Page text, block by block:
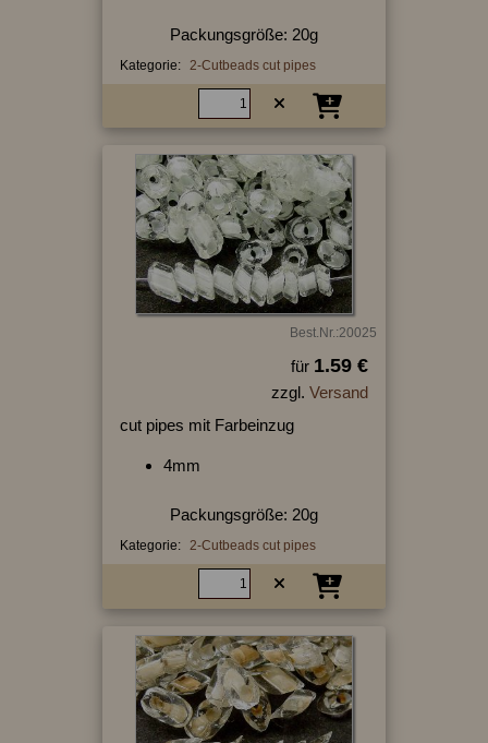
Packungsgröße: 20g
Kategorie: 2-Cutbeads cut pipes
Best.Nr.:20025
für 1.59 €
zzgl. Versand
cut pipes mit Farbeinzug
4mm
Packungsgröße: 20g
Kategorie: 2-Cutbeads cut pipes